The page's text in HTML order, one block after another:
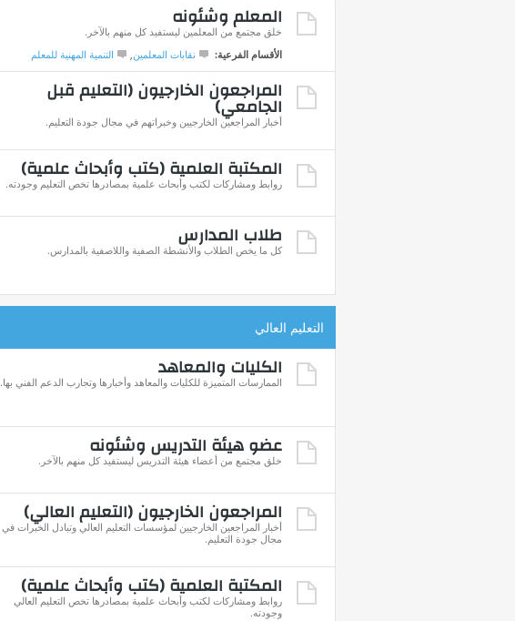
المعلم وشئونه
خلق مجتمع من المعلمين ليستفيد كل منهم بالآخر.
الأقسام الفرعية:
نقابات المعلمين التنمية المهنية للمعلم
المراجعون الخارجيون (التعليم قبل
الجامعي)
أخبار المراجعين الخارجيين وخبراتهم في مجال جودة التعليم.
المكتبة العلمية (كتب وأبحاث علمية)
روابط ومشاركات لكتب وأبحاث علمية بمصادرها تخص التعليم وجودته.
طلاب المدارس
كل ما يخص الطلاب والأنشطة الصفية واللاصفية بالمدارس.
التعليم العالي
الكليات والمعاهد
الممارسات المتميزة للكليات والمعاهد وأخبارها وتجارب الدعم الفني بها.
عضو هيئة التدريس وشئونه
خلق مجتمع من أعضاء هيئة التدريس ليستفيد كل منهم بالآخر.
المراجعون الخارجيون (التعليم العالي)
أخبار المراجعين الخارجيين لمؤسسات التعليم العالي وتبادل الخبرات في
مجال جودة التعليم.
المكتبة العلمية (كتب وأبحاث علمية)
روابط ومشاركات لكتب وأبحاث علمية بمصادرها تخص التعليم العالي
وجودته.